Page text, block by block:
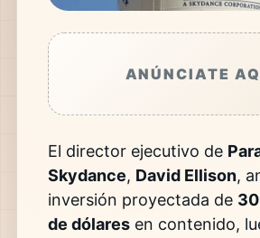
ANÚNCIATE
El director ejecutivo de
Skydance, David Ellison,
inversión proyectada de
de dólaresen contenido,